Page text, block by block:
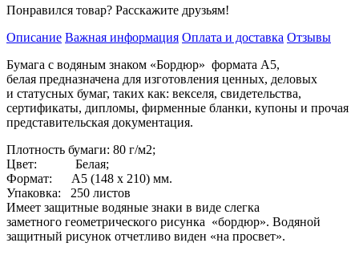
Понравился товар? Расскажите друзьям!
Описание Важная информация Оплата и доставка Отзывы
Бумага с водяным знаком «Бордюр» формата А5,
белая предназначена для изготовления ценных, деловых
и статусных бумаг, таких как: векселя, свидетельства,
сертификаты, дипломы, фирменные бланки, купоны и прочая
представительская документация.
Плотность бумаги: 80 г/м2;
Цвет: Белая;
Формат: А5 (148 х 210) мм.
Упаковка: 250 листов
Имеет защитные водяные знаки в виде слегка
заметного геометрического рисунка «бордюр». Водяной
защитный рисунок отчетливо виден «на просвет».